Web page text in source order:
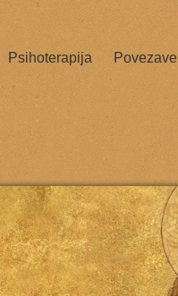
Psihoterapija Povezave